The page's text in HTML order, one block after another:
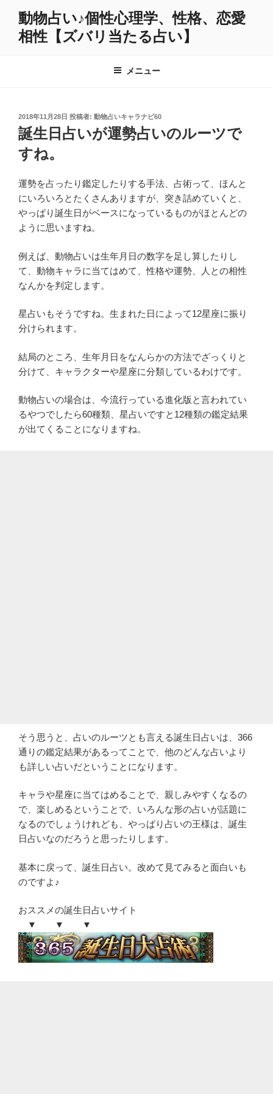
動物占い♪個性心理学、性格、恋愛
相性【ズバリ当たる占い】
メニュー
投
稿
日:
2018年11月28日 投稿者: 動物占いキャラナビ60
誕生日占いが運勢占いのルーツで
すね。
運勢を占ったり鑑定したりする手法、占術って、ほんと
にいろいろとたくさんありますが、突き詰めていくと、
やっぱり誕生日がベースになっているものがほとんどの
ように思いますね。
例えば、動物占いは生年月日の数字を足し算したりし
て、動物キャラに当てはめて、性格や運勢、人との相性
なんかを判定します。
星占いもそうですね。生まれた日によって12星座に振り
分けられます。
結局のところ、生年月日をなんらかの方法でざっくりと
分けて、キャラクターや星座に分類しているわけです。
動物占いの場合は、今流行っている進化版と言われてい
るやつでしたら60種類、星占いですと12種類の鑑定結果
が出てくることになりますね。
そう思うと、占いのルーツとも言える誕生日占いは、366
通りの鑑定結果があるってことで、他のどんな占いより
も詳しい占いだということになります。
キャラや星座に当てはめることで、親しみやすくなるの
で、楽しめるということで、いろんな形の占いが話題に
なるのでしょうけれども、やっぱり占いの王様は、誕生
日占いなのだろうと思ったりします。
基本に戻って、誕生日占い。改めて見てみると面白いも
のですよ♪
おススメの誕生日占いサイト
▼ ▼ ▼